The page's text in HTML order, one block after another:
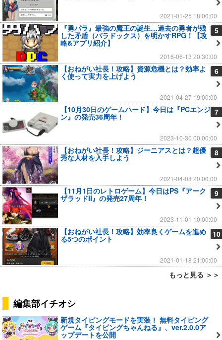
2021-01-25 18:00:00
5
『勇パラ』最強の魔王の誕生…過去の勇者が残
した矛盾（パラドックス）を明かすRPG！【攻
略&アプリ紹介】
2016-06-13 20:30:00
6
【おねがい社長！攻略】資源危機とは？効率よ
く使って実力を上げよう
2021-04-27 19:00:00
7
【10月30日のゲームハード】今日は『PCエンジ
ン』の発売36周年！
2023-10-30 00:00:00
8
【おねがい社長！攻略】ジーニアスとは？超優
秀な人材を入手しよう
2021-04-08 20:00:00
9
【11月1日のレトロゲーム】今日はPS『アーク
ザラッドII』の発売27周年！
2023-11-01 10:00:00
10
【おねがい社長！攻略】効率良くゲームを進め
る5つのポイント
2021-01-18 21:00:00
もっと見る ＞＞
編集部イチオシ
新規タイピングモードを実装！ 無料タイピング
ゲーム『タイピングちゃんねる』、ver.2.0.0ア
ップデートを公開